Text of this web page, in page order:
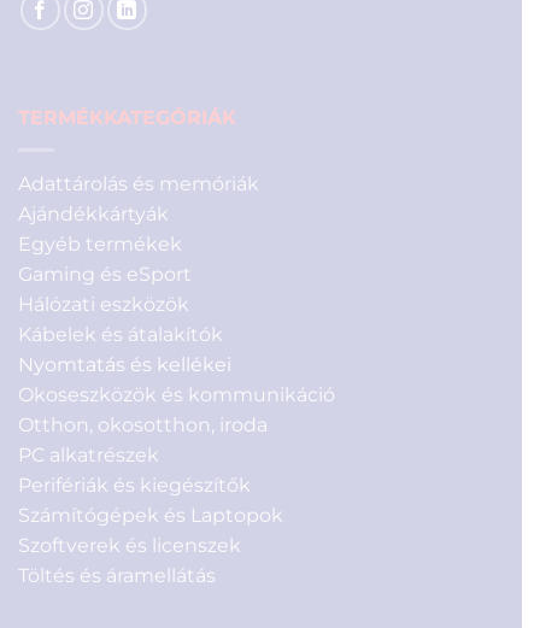
TERMÉKKATEGÓRIÁK
Adattárolás és memóriák
Ajándékkártyák
Egyéb termékek
Gaming és eSport
Hálózati eszközök
Kábelek és átalakítók
Nyomtatás és kellékei
Okoseszközök és kommunikáció
Otthon, okosotthon, iroda
PC alkatrészek
Perifériák és kiegészítők
Számítógépek és Laptopok
Szoftverek és licenszek
Töltés és áramellátás